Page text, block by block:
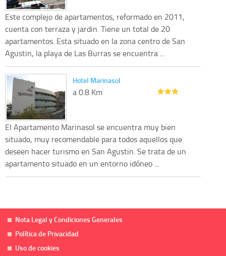
Este complejo de apartamentos, reformado en 2011,
cuenta con terraza y jardin. Tiene un total de 20
apartamentos. Esta situado en la zona centro de San
Agustin, la playa de Las Burras se encuentra ...
Hotel Marinasol
a 0.8 Km
El Apartamento Marinasol se encuentra muy bien
situado, muy recomendable para todos aquellos que
deseen hacer turismo en San Agustin. Se trata de un
apartamento situado en un entorno idóneo ...
Nota Legal y Condiciones Generales
Política de Privacidad
Uso de cookies